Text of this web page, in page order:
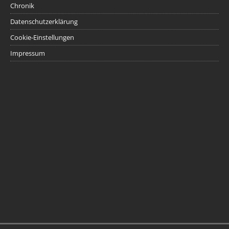
Chronik
Datenschutzerklärung
Cookie-Einstellungen
Impressum